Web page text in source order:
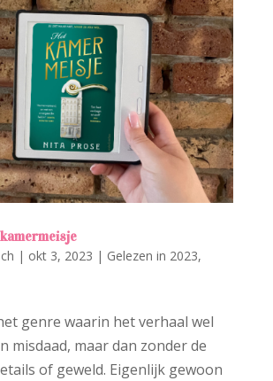
| okt 3, 2023 | Gelezen in 2023,
genre waarin het verhaal wel
misdaad, maar dan zonder de
of geweld. Eigenlijk gewoon